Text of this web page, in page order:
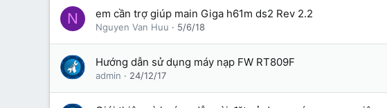
N em cần trợ giúp main Giga h61m ds2 Rev 2.2
Nguyen Van Huu 5/6/18
Hướng dẫn sử dụng máy nạp FW RT809F
admin 24/12/17